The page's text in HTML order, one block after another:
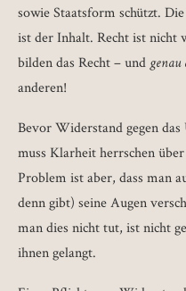
sowie Staatsform schützt.
ist der Inhalt. Recht ist
bilden das Recht – und genau
anderen!
Bevor Widerstand gegen
muss Klarheit herrschen
Problem ist aber, dass man
denn gibt) seine Augen
man dies nicht tut, ist nicht
ihnen gelangt.